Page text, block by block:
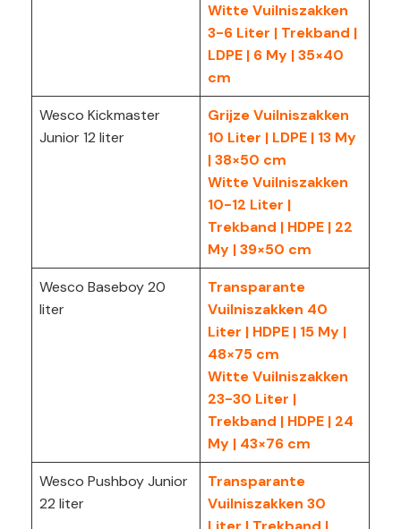
Witte Vuilniszakken
3-6 Liter | Trekband |
LDPE | 6 My | 35×40
cm
Wesco Kickmaster
Junior 12 liter
Grijze Vuilniszakken
10 Liter | LDPE | 13 My
| 38×50 cm
Witte Vuilniszakken
10-12 Liter |
Trekband | HDPE | 22
My | 39×50 cm
Wesco Baseboy 20
liter
Transparante
Vuilniszakken 40
Liter | HDPE | 15 My |
48×75 cm
Witte Vuilniszakken
23-30 Liter |
Trekband | HDPE | 24
My | 43×76 cm
Wesco Pushboy Junior
22 liter
Transparante
Vuilniszakken 30